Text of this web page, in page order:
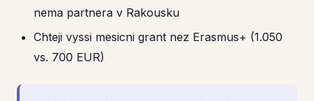
nema partnera v Rakousku
Chteji vyssi mesicni grant nez Erasmus+ (1.050
vs. 700 EUR)